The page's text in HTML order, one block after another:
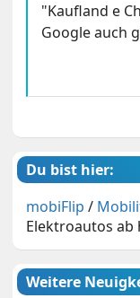
"Kaufland e
Google auch
Du bist hier:
mobiFlip /
Elektroautos
Weitere